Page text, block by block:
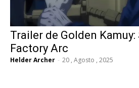
Trailer de Golden Kamuy:
Factory Arc
Helder Archer - 20 , Agosto , 2025